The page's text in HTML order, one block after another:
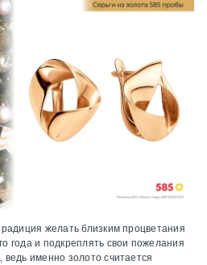
желать близким процветания
года и подкреплять свои пожелания
именно золото считается